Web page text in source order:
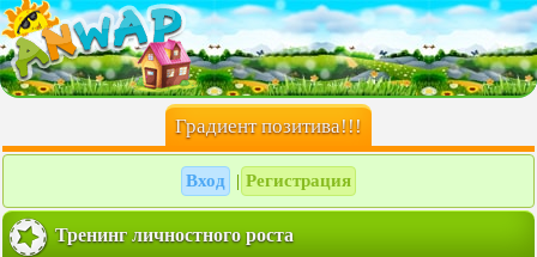
Градиент позитива!!!
Вход Регистрация
Тренинг личностного роста